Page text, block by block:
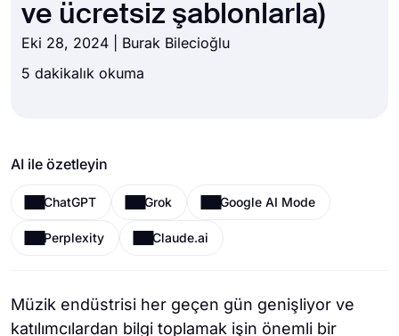
ve ücretsiz şablonlarla)
Eki 28, 2024 | Burak Bilecioğlu
5 dakikalık okuma
AI ile özetleyin
ChatGPT Grok Google AI Mode
Perplexity Claude.ai
Müzik endüstrisi her geçen gün genişliyor ve
katılımcılardan bilgi toplamak işin önemli bir